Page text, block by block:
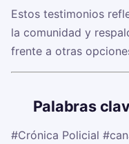
Estos testimonios
la comunidad y
frente a otras
Palabras
#Crónica Policial